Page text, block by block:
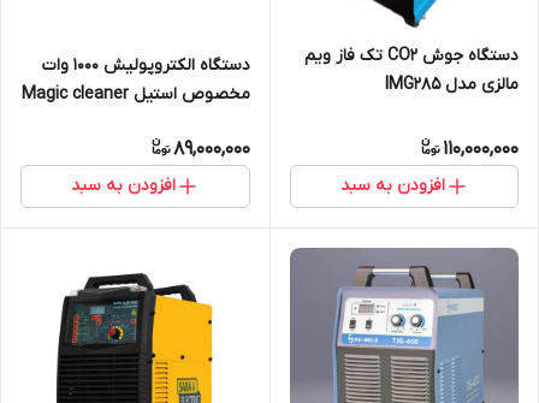
دستگاه جوش CO2 تک فاز ویم
مالزی مدل IMG285
110,000,000
افزودن به سبد
دستگاه الکتروپولیش 1000 وات
مخصوص استیل Magic cleaner
89,000,000
افزودن به سبد